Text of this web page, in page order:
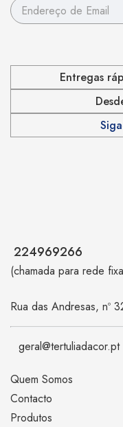
Entregas
224969266
(chamada para rede
Rua das Andresas, nº
geral@tertuliadacor.pt
Quem Somos
Contacto
Produtos